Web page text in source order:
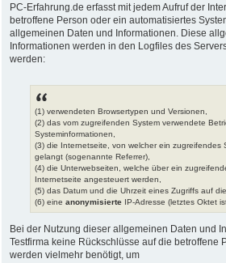
PC-Erfahrung.de erfasst mit jedem Aufruf der
betroffene Person oder ein automatisiertes
allgemeinen Daten und Informationen. Diese
Informationen werden in den Logfiles des
werden:
(1) verwendeten Browsertypen und Versionen,
(2) das vom zugreifenden System verwendete
Systeminformationen,
(3) die Internetseite, von welcher ein zugreifendes
gelangt (sogenannte Referrer),
(4) die Unterwebseiten, welche über ein
Internetseite angesteuert werden,
(5) das Datum und die Uhrzeit eines Zugriffs auf
(6) eine anonymisierte IP-Adresse (letztes Oktet
Bei der Nutzung dieser allgemeinen Daten und
Testfirma keine Rückschlüsse auf die betroffene
werden vielmehr benötigt, um